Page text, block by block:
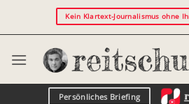
Kein Klartext-Journalismus ohne
Persönliches Briefing